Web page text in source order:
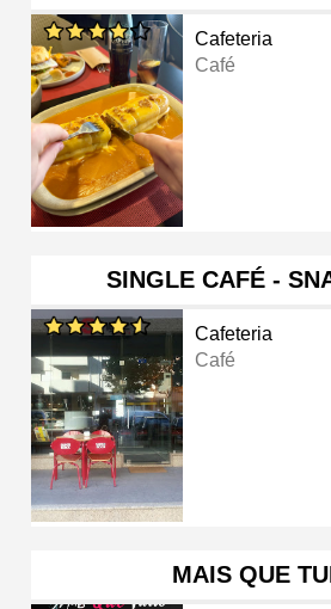
Cafeteria
Café
SINGLE CAFÉ -
Cafeteria
Café
MAIS QUE